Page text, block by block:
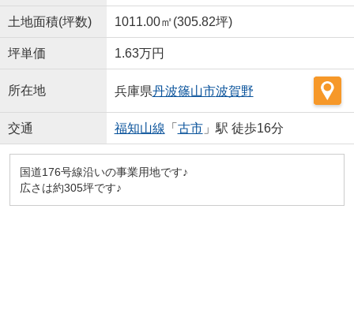
土地面積(坪数) 1011.00㎡(305.82坪)
坪単価 1.63万円
所在地 兵庫県丹波篠山市波賀野
交通 福知山線 「 古市」駅 徒歩16分
国道176号線沿いの事業用地です♪
広さは約305坪です♪